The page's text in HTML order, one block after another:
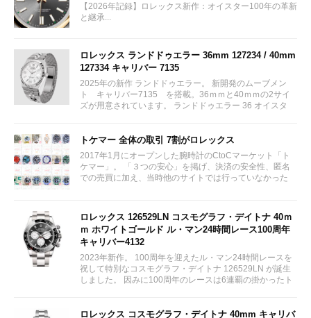
【2026年記録】ロレックス新作：オイスター100年の革新
と継承...
ロレックス ランドドゥエラー 36mm 127234 / 40mm
127334 キャリバー 7135
2025年の新作 ランドドゥエラー。 新開発のムーブメン
ト キャリバー7135 を搭載。36ｍｍと40ｍｍの2サイ
ズが用意されています。 ランドドゥエラー 36 オイスタ
トケマー 全体の取引 7割がロレックス
2017年1月にオープンした腕時計のCtoCマーケット「ト
ケマー」。 「３つの安心」を掲げ、決済の安全性、匿名
での売買に加え、当時他のサイトでは行っていなかった
ロレックス 126529LN コスモグラフ・デイトナ 40ｍ
ｍ ホワイトゴールド ル・マン24時間レース100周年
キャリバー4132
2023年新作。 100周年を迎えたル・マン24時間レースを
祝して特別なコスモグラフ・デイトナ 126529LN が誕生
しました。 因みに100周年のレースは6連覇の掛かったト
ロレックス コスモグラフ・デイトナ 40mm キャリバ